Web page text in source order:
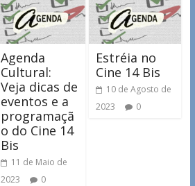
Agenda
Cultural:
Veja dicas de
eventos e a
programaçã
o do Cine 14
Bis
11 de Maio de
2023
0
Estréia no
Cine 14 Bis
10 de Agosto de
2023
0